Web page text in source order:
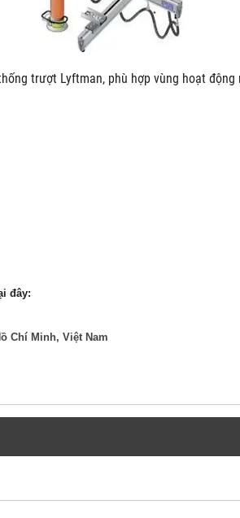
phù hợp vùng hoạt động
đây:
Chí Minh, Việt Nam